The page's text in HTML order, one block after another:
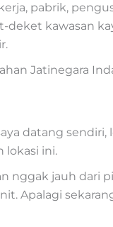
pabrik,
kawasan
Jatinegara
datang
lokasi ini.
jauh dari
Apalagi